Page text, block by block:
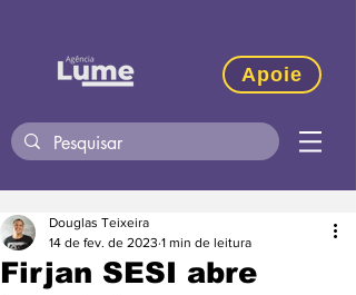
Apoie
Firjan SESI abre
Douglas Teixeira
14 de fev. de 2023 1 min de leitura